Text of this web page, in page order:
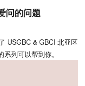
问的问题
USGBC & GBCI 北亚区
列可以帮到你。